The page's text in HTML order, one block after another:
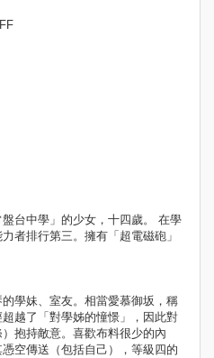
台中學」的少女，十四歲。 在學
者排行第三。擁有「超電磁砲」
學妹、室友。相當愛慕御坂，稱
越了「對學姊的憧憬」，因此對
抱持敵意。喜歡布料很少的內
空傳送（包括自己），等級四的